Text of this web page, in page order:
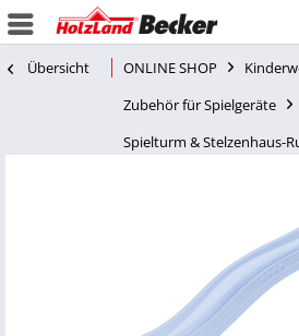
Übersicht ONLINE SHOP
Zubehör für Spielgeräte
Spielturm & Stelzenhaus-